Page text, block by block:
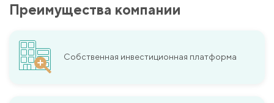
Преимущества компании
Собственная инвестиционная платформа